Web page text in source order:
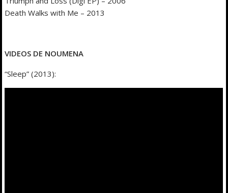
Death Walks with Me – 2013
VIDEOS DE NOUMENA
“Sleep” (2013):